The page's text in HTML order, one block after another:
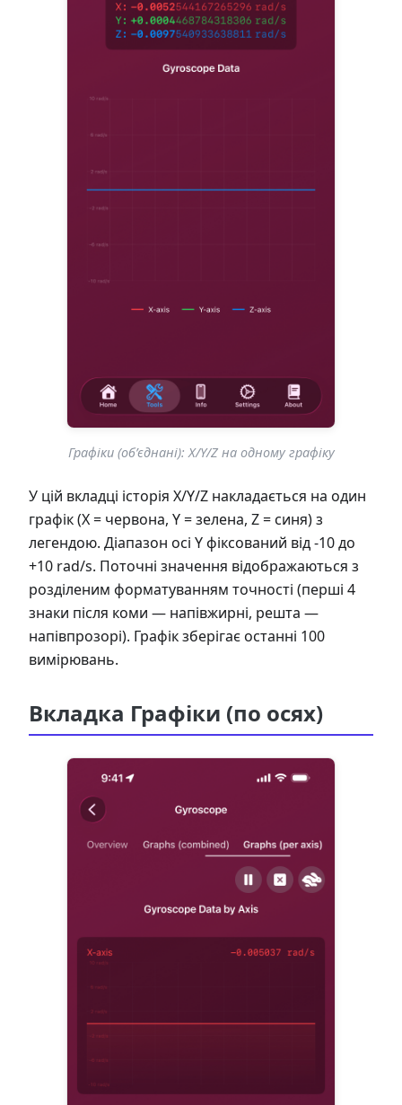
Графіки (об’єднані): X/Y/Z на одному графіку
У цій вкладці історія X/Y/Z накладається на один
графік (X = червона, Y = зелена, Z = синя) з
легендою. Діапазон осі Y фіксований від -10 до
+10 rad/s. Поточні значення відображаються з
розділеним форматуванням точності (перші 4
знаки після коми — напівжирні, решта —
напівпрозорі). Графік зберігає останні 100
вимірювань.
Вкладка Графіки (по осях)